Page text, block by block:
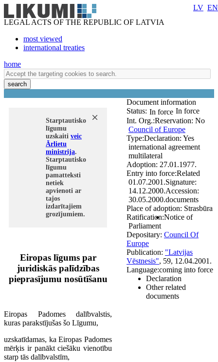
LEGAL ACTS OF THE REPUBLIC OF LATVIA
most viewed
international treaties
LV EN
home
search
Starptautisko
līgumu
uzskaiti veic
Ārlietu
ministrija.
Starptautisko
līgumu
pamatteksti
netiek
apvienoti ar
tajos
izdarītajiem
grozījumiem.
Eiropas līgums par
juridiskās palīdzības
pieprasījumu nosūtīšanu
Eiropas Padomes dalībvalstis,
kuras parakstījušas šo Līgumu,
uzskatīdamas, ka Eiropas Padomes
mērķis ir panākt ciešāku vienotību
starp tās dalībvalstīm,
Document information
Status: In force In force
Int. Org.:
Council of Europe
Type:
international agreement
multilateral
Adoption: 27.01.1977.
Entry into force:
01.07.2001.Signature:
14.12.2000.Accession:
30.05.2000.
Place of adoption: Strasbūra
Ratification:
Parliament
Reservation: No
Declaration: Yes
Depositary: Council Of
Europe
Publication: "Latvijas
Vēstnesis", 59, 12.04.2001.
Language:
Related
documents
Notice of
coming into force
Declaration
Other related
documents